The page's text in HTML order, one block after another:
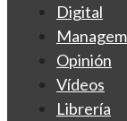
Digital
Opinión
Vídeos
Librería